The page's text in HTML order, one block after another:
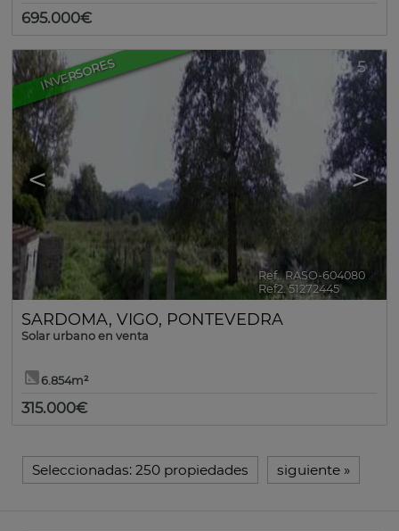
695.000€
INVERSORES
< >
5
Ref.. RASO-604080
Ref2. 51272445
SARDOMA, VIGO, PONTEVEDRA
Solar urbano en venta
6.854m²
315.000€
Seleccionadas: 250 propiedades siguiente »